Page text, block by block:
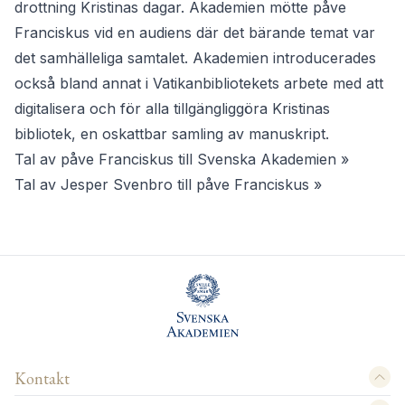
drottning Kristinas dagar. Akademien mötte påve
Franciskus vid en audiens där det bärande temat var
det samhälleliga samtalet. Akademien introducerades
också bland annat i Vatikanbibliotekets arbete med att
digitalisera och för alla tillgängliggöra Kristinas
bibliotek, en oskattbar samling av manuskript.
Tal av påve Franciskus till Svenska Akademien »
Tal av Jesper Svenbro till påve Franciskus »
Kontakt